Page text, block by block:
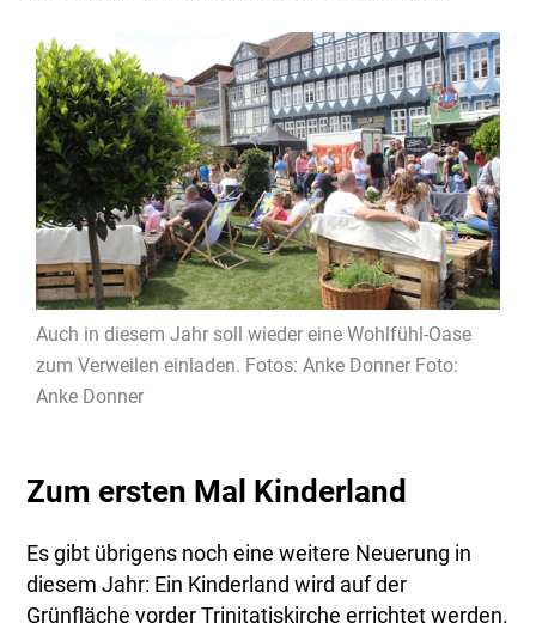
Auch in diesem Jahr soll wieder eine Wohlfühl-Oase
zum Verweilen einladen. Fotos: Anke Donner Foto:
Anke Donner
Zum ersten Mal Kinderland
Es gibt übrigens noch eine weitere Neuerung in
diesem Jahr: Ein Kinderland wird auf der
Grünfläche vorder Trinitatiskirche errichtet werden.